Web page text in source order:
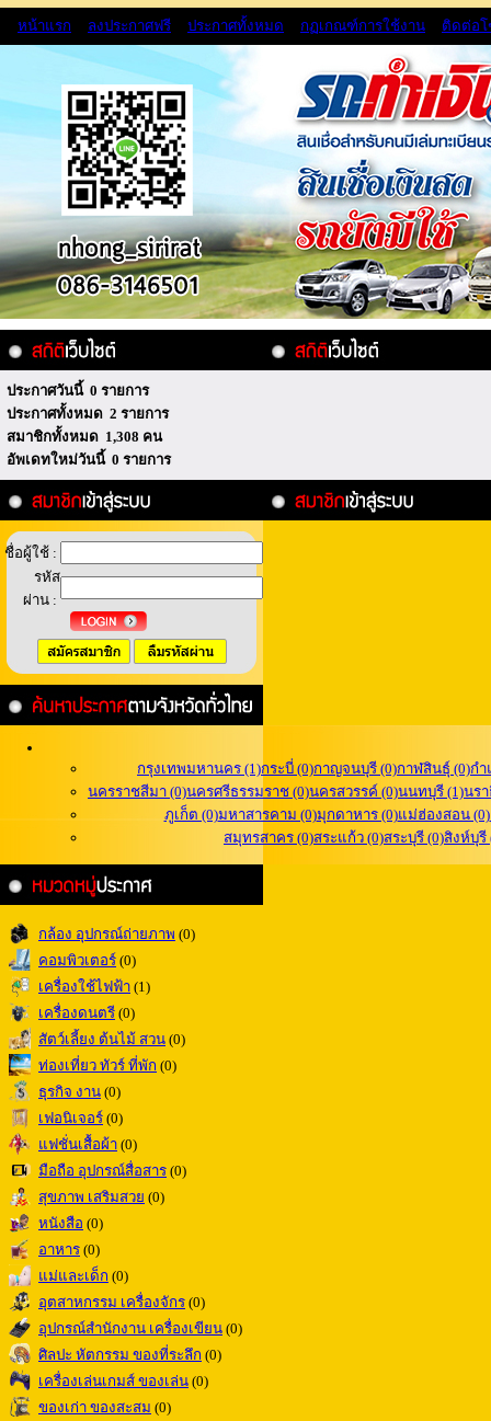
หน้าแรก ลงประกาศฟรี ประกาศทั้งหมด กฏเกณฑ์การใช้งาน ติดต่อ
ประกาศวันนี้ 0 รายการ
ประกาศทั้งหมด 2 รายการ
สมาชิกทั้งหมด 1,308 คน
อัพเดทใหม่วันนี้ 0 รายการ
ชื่อผู้ใช้ :
รหัส
ผ่าน :
กรุงเทพมหานคร (1)กระบี่ (0)กาญจนบุรี (0)กาฬสินธุ์ (0)กำ
นครราชสีมา (0)นครศรีธรรมราช (0)นครสวรรค์ (0)นนทบุรี (1)นรา
ภูเก็ต (0)มหาสารคาม (0)มุกดาหาร (0)แม่ฮ่องสอน (0)
สมุทรสาคร (0)สระแก้ว (0)สระบุรี (0)สิงห์บุรี
กล้อง อุปกรณ์ถ่ายภาพ (0)
คอมพิวเตอร์ (0)
เครื่องใช้ไฟฟ้า (1)
เครื่องดนตรี (0)
สัตว์เลี้ยง ต้นไม้ สวน (0)
ท่องเที่ยว ทัวร์ ที่พัก (0)
ธุรกิจ งาน (0)
เฟอนิเจอร์ (0)
แฟชั่นเสื้อผ้า (0)
มือถือ อุปกรณ์สื่อสาร (0)
สุขภาพ เสริมสวย (0)
หนังสือ (0)
อาหาร (0)
แม่และเด็ก (0)
อุตสาหกรรม เครื่องจักร (0)
อุปกรณ์สำนักงาน เครื่องเขียน (0)
ศิลปะ หัตกรรม ของที่ระลึก (0)
เครื่องเล่นเกมส์ ของเล่น (0)
ของเก่า ของสะสม (0)